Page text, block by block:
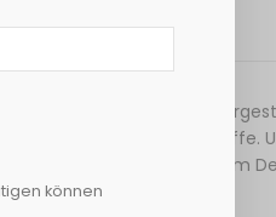
Kellerei in Katlenburg
Aromen und Farbstoffe.
leichten Speisen oder zum
können